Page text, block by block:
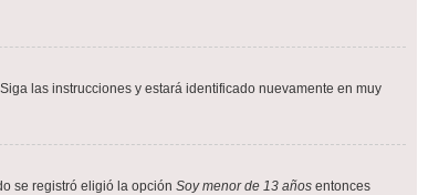
las instrucciones y estará identificado nuevamente en muy
se registró eligió la opción Soy menor de 13 años entonces